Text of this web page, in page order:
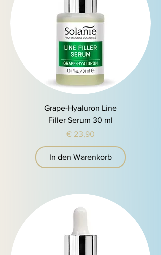
Grape-Hyaluron Line
Filler Serum 30 ml
Preis
€ 23,90
In den Warenkorb